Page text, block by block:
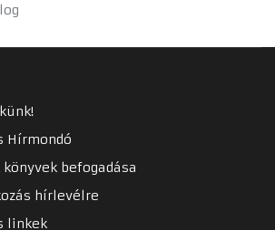
Hírmondó
könyvek befogadása
hírlevélre
linkek